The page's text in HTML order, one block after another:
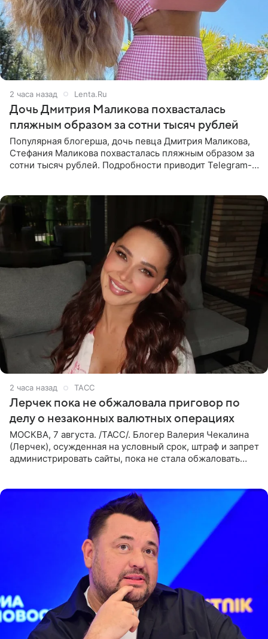
2 часа назад Lenta.Ru
Дочь Дмитрия Маликова похвасталась
пляжным образом за сотни тысяч рублей
Популярная блогерша, дочь певца Дмитрия Маликова,
Стефания Маликова похвасталась пляжным образом за
сотни тысяч рублей. Подробности приводит Telegram-
2 часа назад ТАСС
Лерчек пока не обжаловала приговор по
делу о незаконных валютных операциях
МОСКВА, 7 августа. /ТАСС/. Блогер Валерия Чекалина
(Лерчек), осужденная на условный срок, штраф и запрет
администрировать сайты, пока не стала обжаловать